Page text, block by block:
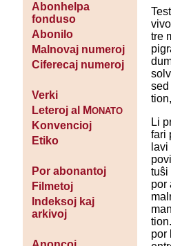
Abonhelpa
fonduso
Abonilo
Malnovaj numeroj
Ciferecaj numeroj
Verki
Leteroj al MONATO
Konvencioj
Etiko
Por abonantoj
Filmetoj
Indeksoj kaj
arkivoj
tre
sed
Li
fari
tuŝi
por
por